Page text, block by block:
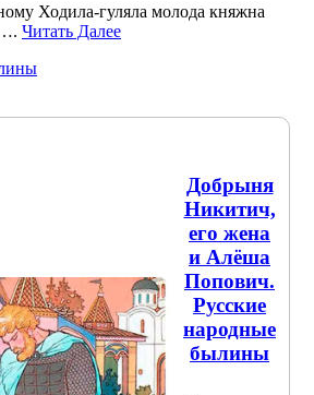
Ходила-гуляла молода княжна
Читать Далее
Добрыня
Никитич,
его жена
и Алёша
Попович.
Русские
народные
былины